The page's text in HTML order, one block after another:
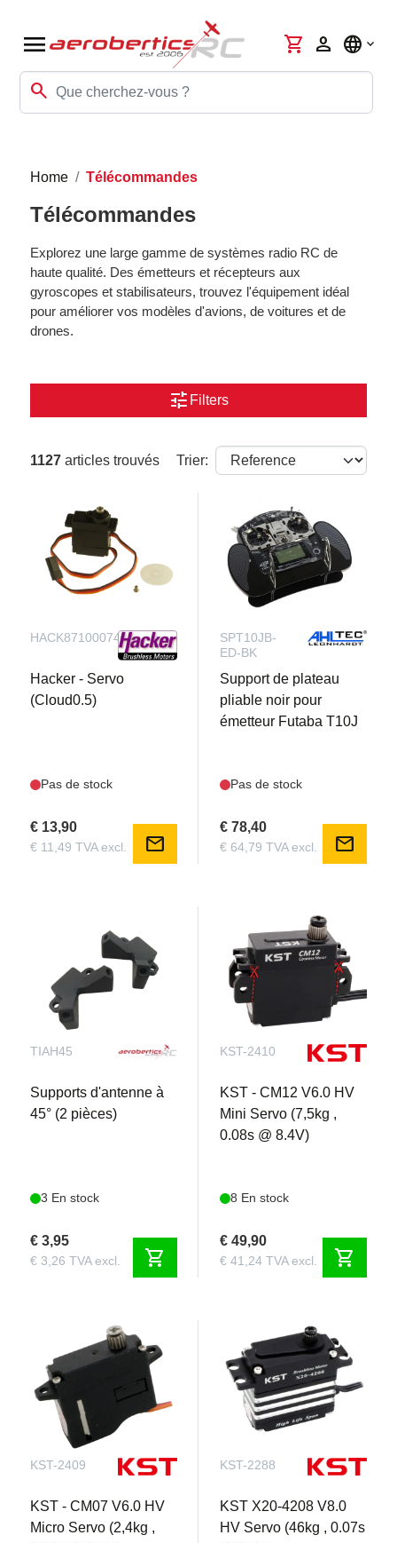
menu
search
shopping_cart person language
Home Télécommandes
Télécommandes
Explorez une large gamme de systèmes radio RC de
haute qualité. Des émetteurs et récepteurs aux
gyroscopes et stabilisateurs, trouvez l'équipement idéal
pour améliorer vos modèles d'avions, de voitures et de
drones.
tune Filters
1127 articles trouvés Trier:
HACK87100074
Hacker - Servo
(Cloud0.5)
Pas de stock
€ 13,90
€ 11,49 TVA excl. mail
SPT10JB-
ED-BK
Support de plateau
pliable noir pour
émetteur Futaba T10J
Pas de stock
€ 78,40
€ 64,79 TVA excl. mail
TIAH45
Supports d'antenne à
45° (2 pièces)
3 En stock
€ 3,95
€ 3,26 TVA excl. shopping_cart
KST-2410
KST - CM12 V6.0 HV
Mini Servo (7,5kg ,
0.08s @ 8.4V)
8 En stock
€ 49,90
€ 41,24 TVA excl. shopping_cart
KST-2409
KST - CM07 V6.0 HV
Micro Servo (2,4kg ,
KST-2288
KST X20-4208 V8.0
HV Servo (46kg , 0.07s